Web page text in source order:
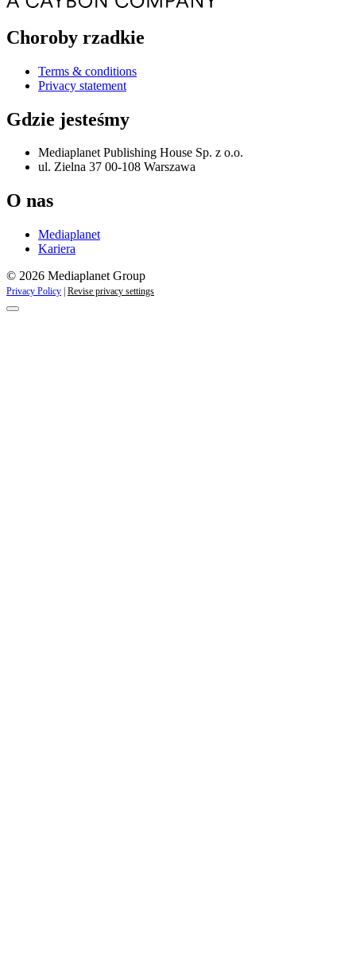
Choroby rzadkie
Terms & conditions
Privacy statement
Gdzie jesteśmy
Mediaplanet Publishing House Sp. z o.o.
ul. Zielna 37 00-108 Warszawa
O nas
Mediaplanet
Kariera
© 2026 Mediaplanet Group
Privacy Policy Revise privacy settings